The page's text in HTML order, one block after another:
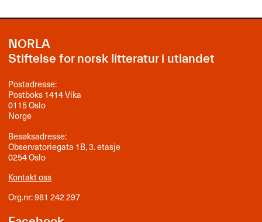
NORLA
Stiftelse for norsk litteratur i utlandet
Postadresse:
Postboks 1414 Vika
0115 Oslo
Norge
Besøksadresse:
Observatoriegata 1B, 3. etasje
0254 Oslo
Kontakt oss
Org.nr: 981 242 297